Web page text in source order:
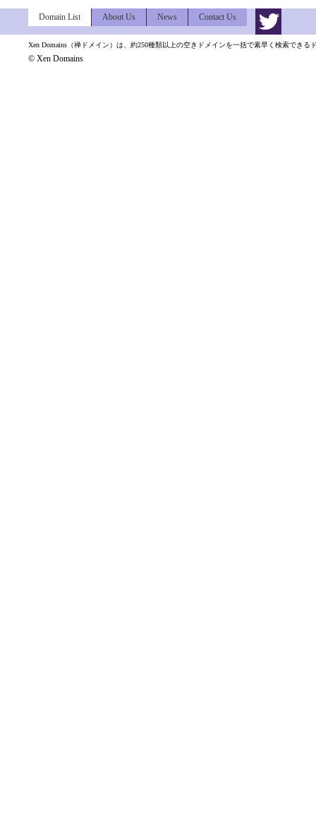
Domain List About Us News Contact Us
Xen Domains（禅ドメイン）は、約250種類以上の空きドメインを一括で素早く検索できる
© Xen Domains